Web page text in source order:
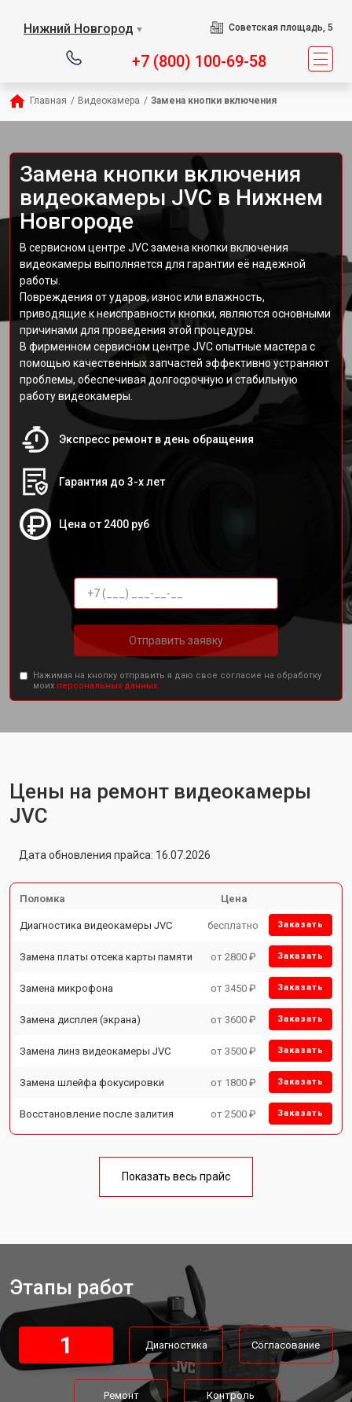
Нижний Новгород ▼ Советская площадь, 5
+7 (800) 100-69-58
Главная / Видеокамера / Замена кнопки включения
Замена кнопки включения
видеокамеры JVC в Нижнем
Новгороде
В сервисном центре JVC замена кнопки включения
видеокамеры выполняется для гарантии её надежной
работы.
Повреждения от ударов, износ или влажность,
приводящие к неисправности кнопки, являются основными
причинами для проведения этой процедуры.
В фирменном сервисном центре JVC опытные мастера с
помощью качественных запчастей эффективно устраняют
проблемы, обеспечивая долгосрочную и стабильную
работу видеокамеры.
Экспресс ремонт в день обращения
Гарантия до 3-х лет
Цена от 2400 руб
Отправить заявку
Нажимая на кнопку отправить я даю свое согласие на обработку
моих персональных данных.
Цены на ремонт видеокамеры
JVC
Дата обновления прайса: 16.07.2026
Поломка Цена
Диагностика видеокамеры JVC бесплатно Заказать
Замена платы отсека карты памяти от 2800 ₽ Заказать
Замена микрофона от 3450 ₽ Заказать
Замена дисплея (экрана) от 3600 ₽ Заказать
Замена линз видеокамеры JVC от 3500 ₽ Заказать
Замена шлейфа фокусировки от 1800 ₽ Заказать
Восстановление после залития от 2500 ₽ Заказать
Показать весь прайс
Этапы работ
1 Диагностика Согласование
Ремонт Контроль